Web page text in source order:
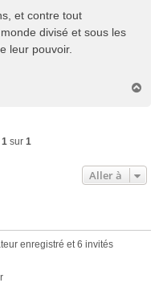
et contre tout
divisé et sous les
leur pouvoir.
1 sur 1
Aller à
enregistré et 6 invités